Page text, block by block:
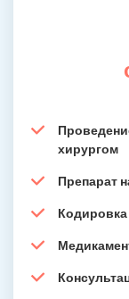
хирургом
Препарат
Кодировка